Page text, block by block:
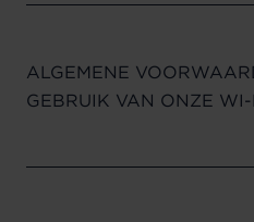
ALGEMENE
GEBRUIK VAN ONZE